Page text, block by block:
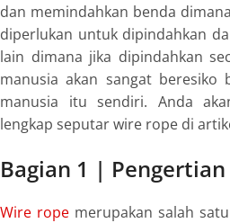
dan memindahkan benda
diperlukan untuk dipindahkan
lain dimana jika dipindahkan
manusia akan sangat beresiko
manusia itu sendiri. Anda
lengkap seputar wire rope di
Bagian 1 |
Wire rope merupakan salah